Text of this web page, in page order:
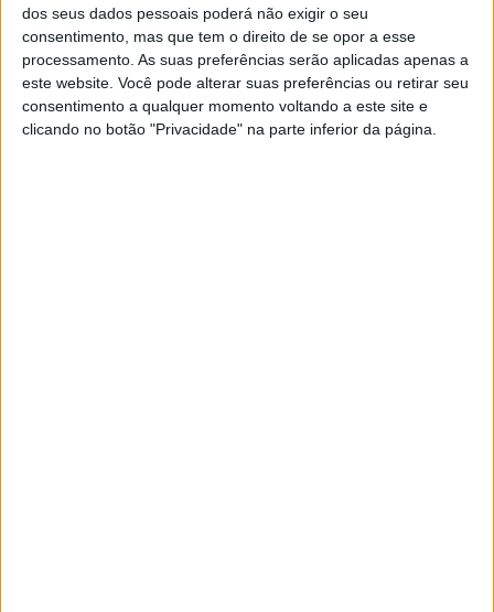
dos seus dados pessoais poderá não exigir o seu
consentimento, mas que tem o direito de se opor a esse
processamento. As suas preferências serão aplicadas apenas a
este website. Você pode alterar suas preferências ou retirar seu
consentimento a qualquer momento voltando a este site e
clicando no botão "Privacidade" na parte inferior da página.
participou no recomeço com contusões no tornozelo e no
pé esquerdos.
Artigos relacionados